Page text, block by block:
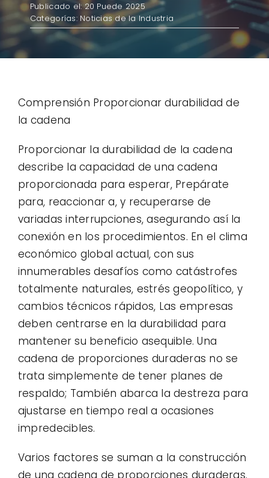
Contacto
Casos de uso
Publicado el: 20 Puede 2025
Categorías: Noticias de la Industria
Comprensión Proporcionar durabilidad de
la cadena
Proporcionar la durabilidad de la cadena
describe la capacidad de una cadena
proporcionada para esperar, Prepárate
para, reaccionar a, y recuperarse de
variadas interrupciones, asegurando así la
conexión en los procedimientos. En el clima
económico global actual, con sus
innumerables desafíos como catástrofes
totalmente naturales, estrés geopolítico, y
cambios técnicos rápidos, Las empresas
deben centrarse en la durabilidad para
mantener su beneficio asequible. Una
cadena de proporciones duraderas no se
trata simplemente de tener planes de
respaldo; También abarca la destreza para
ajustarse en tiempo real a ocasiones
impredecibles.
Varios factores se suman a la construcción
de una cadena de proporciones duraderas.